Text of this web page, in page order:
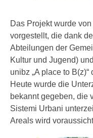
Das Projekt wurde
vorgestellt, die dank
Abteilungen der
Kultur und Jugend)
unibz „A place to
Heute wurde die
bekannt gegeben, die
Sistemi Urbani
Areals wird